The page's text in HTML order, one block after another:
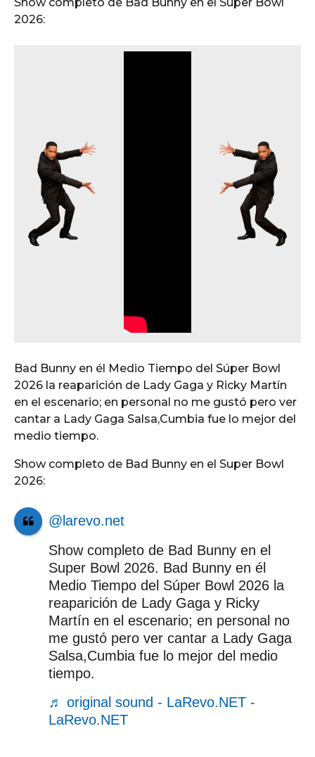
2026:
Bad Bunny en él Medio Tiempo del Súper Bowl
2026 la reaparición de Lady Gaga y Ricky Martín
en el escenario; en personal no me gustó pero ver
cantar a Lady Gaga Salsa,Cumbia fue lo mejor del
medio tiempo.
Show completo de Bad Bunny en el Super Bowl
2026:
@larevo.net
Show completo de Bad Bunny en el
Super Bowl 2026. Bad Bunny en él
Medio Tiempo del Súper Bowl 2026 la
reaparición de Lady Gaga y Ricky
Martín en el escenario; en personal no
me gustó pero ver cantar a Lady Gaga
Salsa,Cumbia fue lo mejor del medio
tiempo.
♬ original sound - LaRevo.NET -
LaRevo.NET